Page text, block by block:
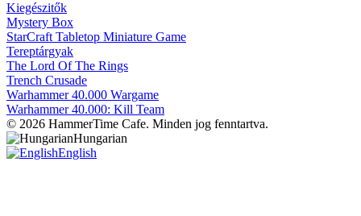
Kiegészitők
Mystery Box
StarCraft Tabletop Miniature Game
Tereptárgyak
The Lord Of The Rings
Trench Crusade
Warhammer 40.000 Wargame
Warhammer 40.000: Kill Team
© 2026 HammerTime Cafe. Minden jog fenntartva.
Hungarian
English